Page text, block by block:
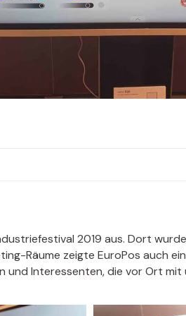
2019 aus. Dort
Räume zeigte EuroPos auch
und Interessenten, die vor Ort mit